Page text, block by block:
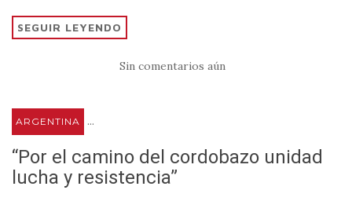
SEGUIR LEYENDO
Sin comentarios aún
ARGENTINA ...
“Por el camino del cordobazo unidad
lucha y resistencia”